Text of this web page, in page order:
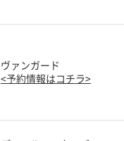
ヴァンガード
<予約情報はコチラ>